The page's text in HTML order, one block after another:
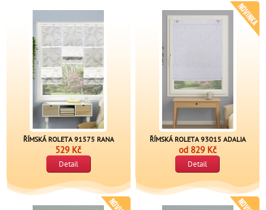
ŘÍMSKÁ ROLETA 91575 RANA
529 Kč
Detail
ŘÍMSKÁ ROLETA 93015 ADALIA
od 829 Kč
Detail